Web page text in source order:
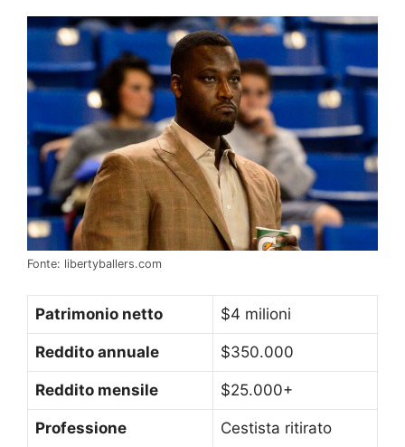
Fonte: libertyballers.com
Patrimonio netto $4 milioni
Reddito annuale $350.000
Reddito mensile $25.000+
Professione Cestista ritirato